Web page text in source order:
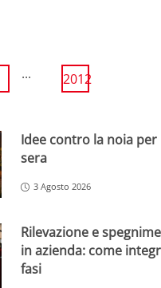
... 2012
Idee contro la noia
sera
3 Agosto 2026
Rilevazione e
in azienda: come
fasi